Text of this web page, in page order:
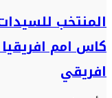
المنتخب
كاس امم
افريقي